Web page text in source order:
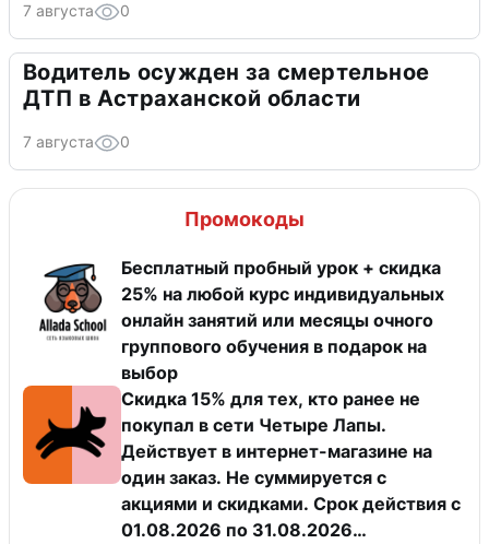
7 августа 0
Водитель осужден за смертельное
ДТП в Астраханской области
7 августа 0
Промокоды
Бесплатный пробный урок + скидка
25% на любой курс индивидуальных
онлайн занятий или месяцы очного
группового обучения в подарок на
выбор
Скидка 15% для тех, кто ранее не
покупал в сети Четыре Лапы.
Действует в интернет-магазине на
один заказ. Не суммируется с
акциями и скидками. Срок действия с
01.08.2026 по 31.08.2026